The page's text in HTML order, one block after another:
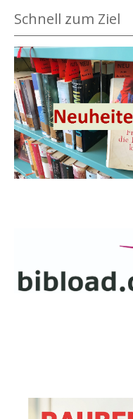
Schnell zum Ziel